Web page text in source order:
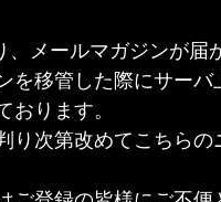
、メールマガジンが届
を移管した際にサー
おります。
り次第改めてこちらの